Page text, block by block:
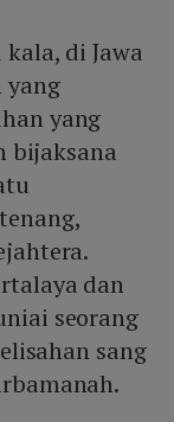
di Jawa
yang
yang
bijaksana
dan
seorang
sang